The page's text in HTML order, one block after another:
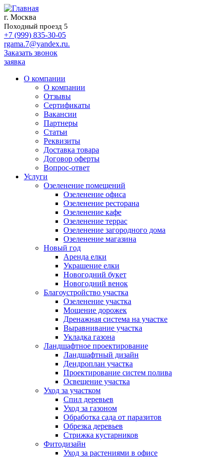
г. Москва
Походный проезд 5
+7 (999) 835-30-05
rgama.7@yandex.ru.
Заказать звонок
заявка
О компании
О компании
Отзывы
Сертификаты
Вакансии
Партнеры
Статьи
Реквизиты
Доставка товара
Договор оферты
Вопрос-ответ
Услуги
Озеленение помещений
Озеленение офиса
Озеленение ресторана
Озеленение кафе
Озеленение террас
Озеленение загородного дома
Озеленение магазина
Новый год
Аренда елки
Украшение елки
Новогодний букет
Новогодний венок
Благоустройство участка
Озеленение участка
Мощение дорожек
Дренажная система на участке
Выравнивание участка
Укладка газона
Ландшафтное проектирование
Ландшафтный дизайн
Дендроплан участка
Проектирование систем полива
Освещение участка
Уход за участком
Спил деревьев
Уход за газоном
Обработка сада от паразитов
Обрезка деревьев
Стрижка кустарников
Фитодизайн
Уход за растениями в офисе